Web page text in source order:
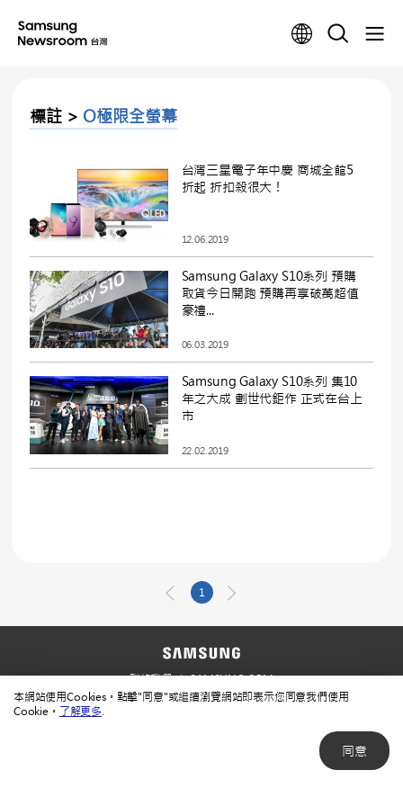
本網站使用Cookies。點擊"同意"或繼續瀏覽網站即表示您同意我們使用
Cookie。 了解更多
同意
標註 > O極限全螢幕
台灣三星電子年中慶 商城全館5
折起 折扣殺很大！
12.06.2019
Samsung Galaxy S10系列 預購
取貨今日開跑 預購再享破萬超值
豪禮...
06.03.2019
Samsung Galaxy S10系列 集10
年之大成 劃世代鉅作 正式在台上
市
22.02.2019
1
聯絡我們
SAMSUNG.COM
使用規範
隱私規範